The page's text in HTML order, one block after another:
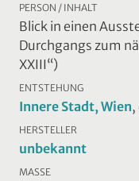
PERSON / INHALT
Blick in einen
Durchgangs zum
XXIII“)
ENTSTEHUNG
Innere Stadt, Wien,
HERSTELLER
unbekannt
MASSE